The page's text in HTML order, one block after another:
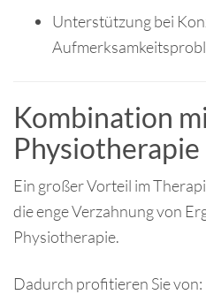
Unterstützung bei
Kombination
Ein großer Vorteil im
die enge Verzahnung von
Physiotherapie.
Dadurch profitieren Sie von: